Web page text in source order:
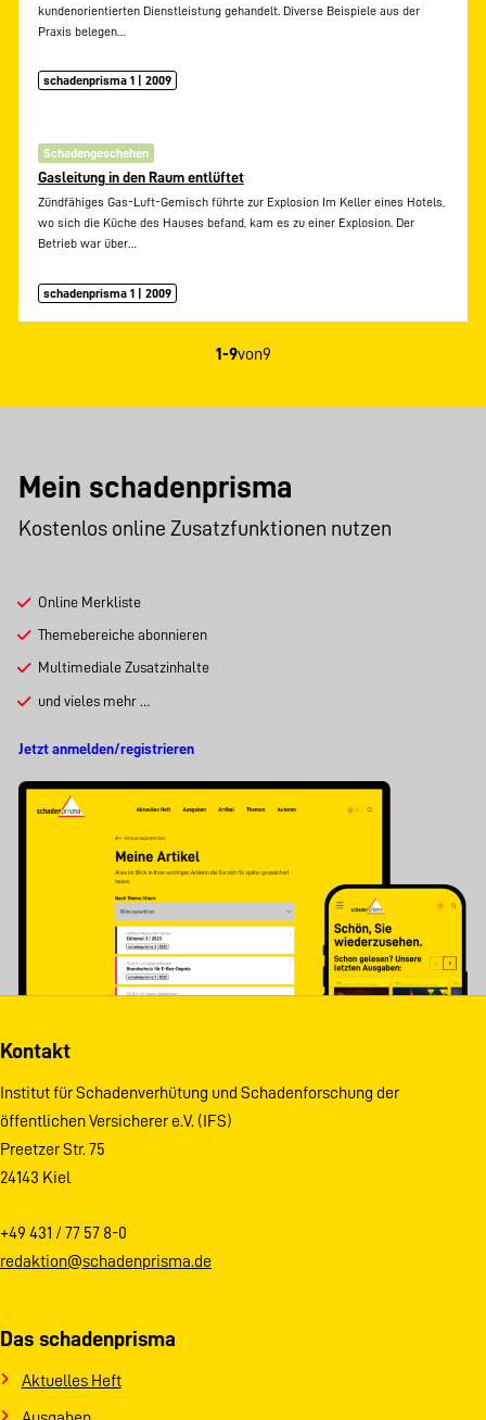
kundenorientierten Dienstleistung gehandelt. Diverse Beispiele aus der
Praxis belegen…
schadenprisma 1 | 2009
Schadengeschehen
Gasleitung in den Raum entlüftet
Zündfähiges Gas-Luft-Gemisch führte zur Explosion Im Keller eines Hotels,
wo sich die Küche des Hauses befand, kam es zu einer Explosion. Der
Betrieb war über…
schadenprisma 1 | 2009
1-9von9
Mein schadenprisma
Kostenlos online Zusatzfunktionen nutzen
Online Merkliste
Themebereiche abonnieren
Multimediale Zusatzinhalte
und vieles mehr …
Jetzt anmelden/registrieren
Kontakt
Institut für Schadenverhütung und Schadenforschung der
öffentlichen Versicherer e.V. (IFS)
Preetzer Str. 75
24143 Kiel
+49 431 / 77 57 8-0
redaktion@schadenprisma.de
Das schadenprisma
Aktuelles Heft